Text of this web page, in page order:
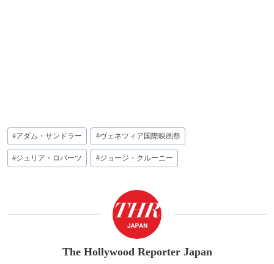
投
稿
タ
グ:
#アダム・サンドラー #ヴェネツィア国際映画祭
#ジュリア・ロバーツ #ジョージ・クルーニー
The Hollywood Reporter Japan